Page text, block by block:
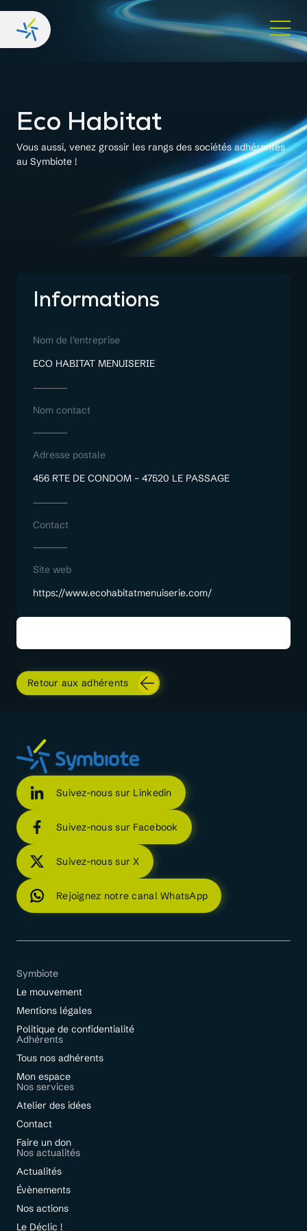
Eco Habitat
Vous aussi, venez grossir les rangs des sociétés adhérentes
au Symbiote !
Informations
Nom de l'entreprise
ECO HABITAT MENUISERIE
Nom contact
Adresse postale
456 RTE DE CONDOM – 47520 LE PASSAGE
Contact
Site web
https://www.ecohabitatmenuiserie.com/
Retour aux adhérents
Suivez-nous sur Linkedin
Suivez-nous sur Facebook
Suivez-nous sur X
Rejoignez notre canal WhatsApp
Symbiote
Le mouvement
Mentions légales
Politique de confidentialité
Adhérents
Tous nos adhérents
Mon espace
Nos services
Atelier des idées
Contact
Faire un don
Nos actualités
Actualités
Évènements
Nos actions
Le Déclic !